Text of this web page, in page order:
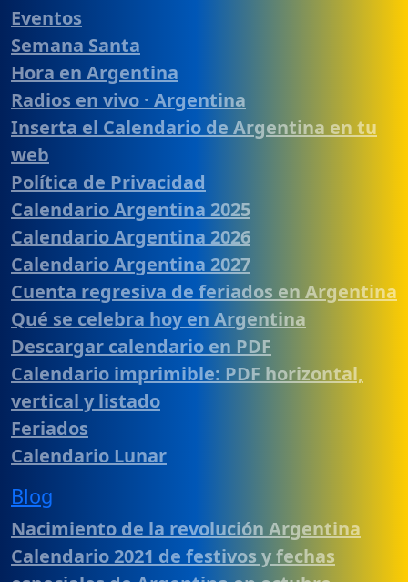
Eventos
Semana Santa
Hora en Argentina
Radios en vivo · Argentina
Inserta el Calendario de Argentina en tu
web
Política de Privacidad
Calendario Argentina 2025
Calendario Argentina 2026
Calendario Argentina 2027
Cuenta regresiva de feriados en Argentina
Qué se celebra hoy en Argentina
Descargar calendario en PDF
Calendario imprimible: PDF horizontal,
vertical y listado
Feriados
Calendario Lunar
Blog
Nacimiento de la revolución Argentina
Calendario 2021 de festivos y fechas